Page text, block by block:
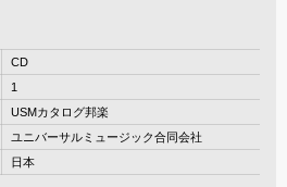
CD
1
USMカタログ邦楽
ユニバーサルミュージック合同会社
日本